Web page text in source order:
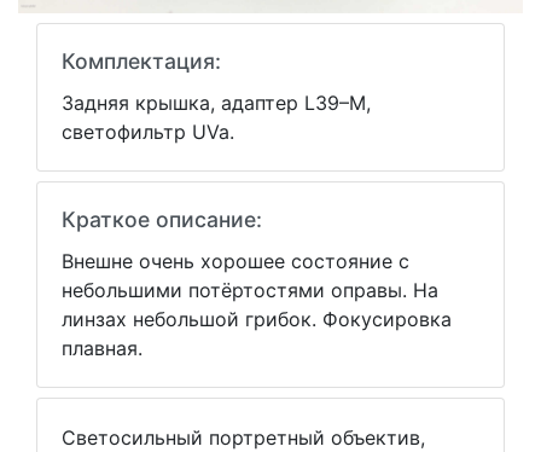
Комплектация:
Задняя крышка, адаптер L39–M,
светофильтр UVa.
Краткое описание:
Внешне очень хорошее состояние с
небольшими потёртостями оправы. На
линзах небольшой грибок. Фокусировка
плавная.
Светосильный портретный объектив,